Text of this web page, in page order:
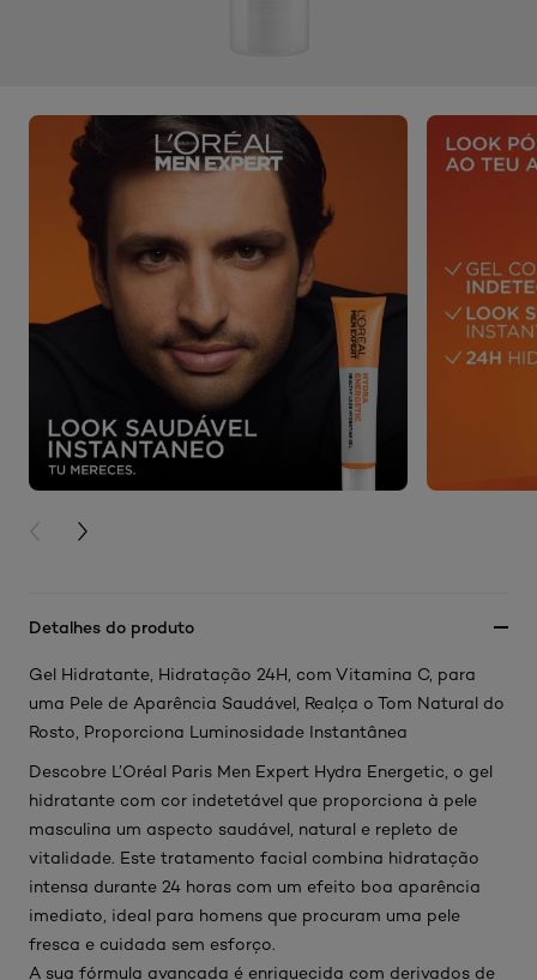
PREVIOUS CARD
NEXT CARD
Detalhes do produto
Gel Hidratante, Hidratação 24H, com Vitamina C, para
uma Pele de Aparência Saudável, Realça o Tom Natural do
Rosto, Proporciona Luminosidade Instantânea
Descobre L’Oréal Paris Men Expert Hydra Energetic, o gel
hidratante com cor indetetável que proporciona à pele
masculina um aspecto saudável, natural e repleto de
vitalidade. Este tratamento facial combina hidratação
intensa durante 24 horas com um efeito boa aparência
imediato, ideal para homens que procuram uma pele
fresca e cuidada sem esforço.
A sua fórmula avançada é enriquecida com derivados de